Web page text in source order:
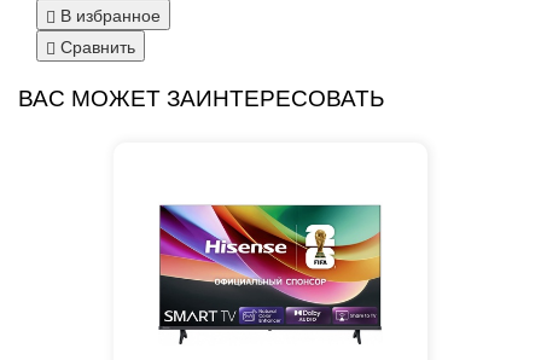
В избранное
Сравнить
ВАС МОЖЕТ ЗАИНТЕРЕСОВАТЬ